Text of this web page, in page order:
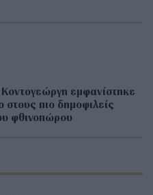
εμφανίστηκε
στους πιο δημοφιλείς
φθινοπώρου